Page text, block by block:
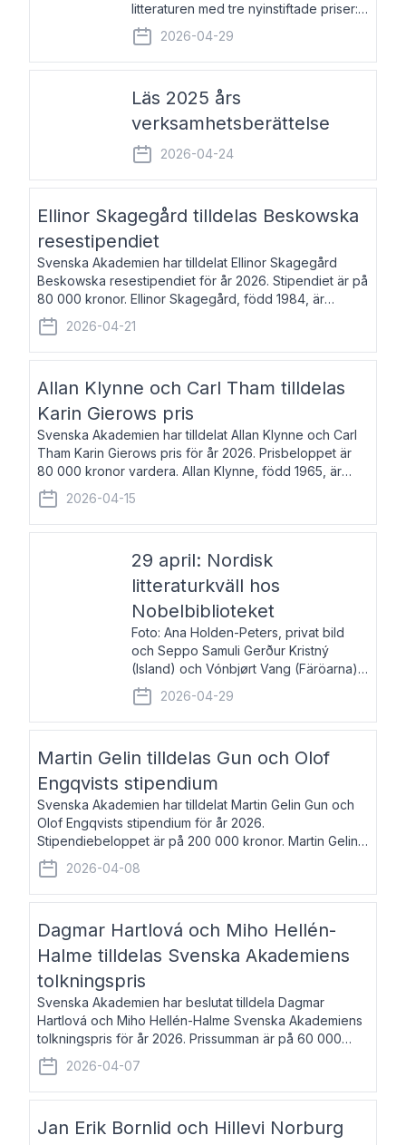
litteraturen med tre nyinstiftade priser:
Svenska Akademiens pris till
framstående författare av svensk
sakprosa som i år går till Magnus
2026-04-29
Läs 2025 års
verksamhetsberättelse
2026-04-24
Ellinor Skagegård tilldelas Beskowska
resestipendiet
Svenska Akademien har tilldelat Ellinor Skagegård
Beskowska resestipendiet för år 2026. Stipendiet är på
80 000 kronor. Ellinor Skagegård, född 1984, är
författare, journalist och musiker. Hon skriver
återkommande för Svenska Dagbladet, Ups
2026-04-21
Allan Klynne och Carl Tham tilldelas
Karin Gierows pris
Svenska Akademien har tilldelat Allan Klynne och Carl
Tham Karin Gierows pris för år 2026. Prisbeloppet är
80 000 kronor vardera. Allan Klynne, född 1965, är
arkeolog, författare, översättare och fil.dr i antikens
kultur och samhällsliv. Ut
2026-04-15
29 april: Nordisk
litteraturkväll hos
Nobelbiblioteket
Foto: Ana Holden-Peters, privat bild
och Seppo Samuli Gerður Kristný
(Island) och Vónbjørt Vang (Färöarna)
läser ur sina verk och samtalar med
John Swedenmark. De läser upp på
färöiska, isländska och svenska och
2026-04-29
Martin Gelin tilldelas Gun och Olof
Engqvists stipendium
Svenska Akademien har tilldelat Martin Gelin Gun och
Olof Engqvists stipendium för år 2026.
Stipendiebeloppet är på 200 000 kronor. Martin Gelin,
född 1978, är journalist och författare. Han lever
numera i Paris men var under många år bosat
2026-04-08
Dagmar Hartlová och Miho Hellén-
Halme tilldelas Svenska Akademiens
tolkningspris
Svenska Akademien har beslutat tilldela Dagmar
Hartlová och Miho Hellén-Halme Svenska Akademiens
tolkningspris för år 2026. Prissumman är på 60 000
kronor var. Dagmar Hartlová, född 1951, översätter
huvudsakligen från svenska till tjeckiska
2026-04-07
Jan Erik Bornlid och Hillevi Norburg